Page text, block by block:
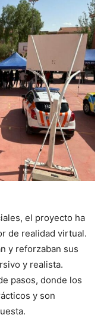
el proyecto ha
de realidad virtual.
y reforzaban sus
y realista.
pasos, donde los
y son